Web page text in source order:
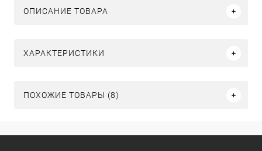
ОПИСАНИЕ ТОВАРА
ХАРАКТЕРИСТИКИ
ПОХОЖИЕ ТОВАРЫ (8)